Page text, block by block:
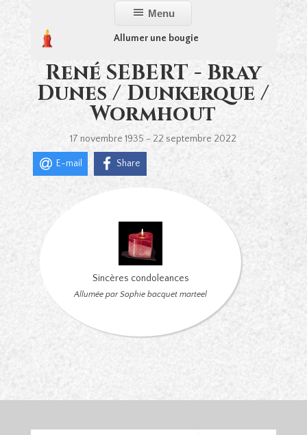
Menu
Allumer une bougie
René SEBERT - Bray
Dunes / Dunkerque /
Wormhout
17 novembre 1935 - 22 septembre 2022
E-mail Share
Sincères condoleances
Allumée par Sophie bacquet marteel